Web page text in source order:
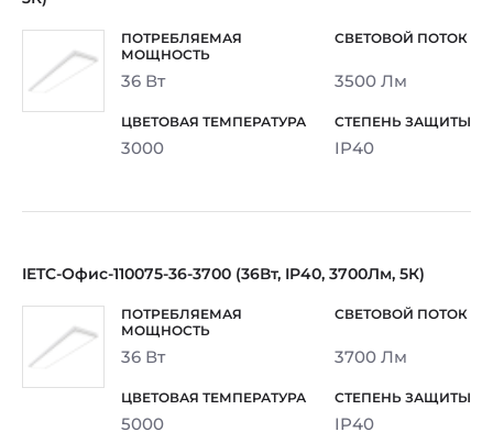
36 Вт 3500 Лм
3000 IP40
IETC-Офис-110075-36-3700 (36Вт, IP40, 3700Лм, 5К)
36 Вт 3700 Лм
5000 IP40